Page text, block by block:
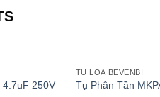
Add to
wishlist
4.7uF 250V
TỤ LOA BEVENBI
Tụ Phân Tần